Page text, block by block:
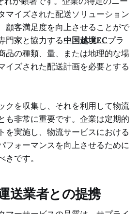
マイズされた配送ソリューション
顧客満足度を向上させることがで
門家と協力する中国越境ECプラ
品の種類、量、または地理的な場
イズされた配送計画を必要とする
クを収集し、それを利用して物流
も非常に重要です。企業は定期的
を実施し、物流サービスにおける
フォーマンスを向上させるために
です。
送業者との提携